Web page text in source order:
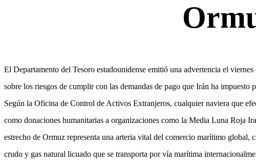
El Departamento del Tesoro estadounidense emitió una advertencia el
sobre los riesgos de cumplir con las demandas de pago que Irán ha
Según la Oficina de Control de Activos Extranjeros, cualquier naviera que
como donaciones humanitarias a organizaciones como la Media Luna Roja
estrecho de Ormuz representa una arteria vital del comercio marítimo global,
crudo y gas natural licuado que se transporta por vía marítima